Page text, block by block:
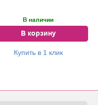
В наличии
В корзину
Купить в 1 клик